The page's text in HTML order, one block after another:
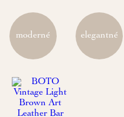
moderné elegantné